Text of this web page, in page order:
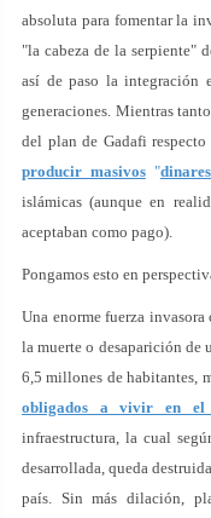
absoluta para fomentar la
"la cabeza de la serpiente"
así de paso la integración
generaciones. Mientras
del plan de Gadafi
producir masivos"
islámicas (aunque en
aceptaban como pago).
Pongamos esto en
Una enorme fuerza
la muerte o desaparición de
6,5 millones de habitantes,
obligados a vivir en el
infraestructura, la cual
desarrollada, queda
país. Sin más dilación,